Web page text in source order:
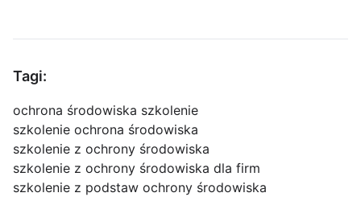
Tagi:
ochrona środowiska szkolenie
szkolenie ochrona środowiska
szkolenie z ochrony środowiska
szkolenie z ochrony środowiska dla firm
szkolenie z podstaw ochrony środowiska